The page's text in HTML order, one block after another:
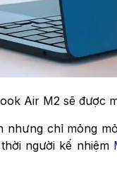
Air M2 sẽ được
chỉ mỏng
người kế nhiệm